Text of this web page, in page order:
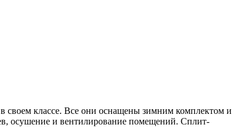
своем классе. Все они оснащены зимним комплектом и
осушение и вентилирование помещений. Сплит-